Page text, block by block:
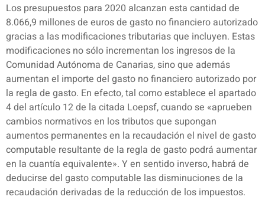
Los presupuestos para 2020 alcanzan esta cantidad de
8.066,9 millones de euros de gasto no financiero autorizado
gracias a las modificaciones tributarias que incluyen. Estas
modificaciones no sólo incrementan los ingresos de la
Comunidad Autónoma de Canarias, sino que además
aumentan el importe del gasto no financiero autorizado por
la regla de gasto. En efecto, tal como establece el apartado
4 del artículo 12 de la citada Loepsf, cuando se «aprueben
cambios normativos en los tributos que supongan
aumentos permanentes en la recaudación el nivel de gasto
computable resultante de la regla de gasto podrá aumentar
en la cuantía equivalente». Y en sentido inverso, habrá de
deducirse del gasto computable las disminuciones de la
recaudación derivadas de la reducción de los impuestos.